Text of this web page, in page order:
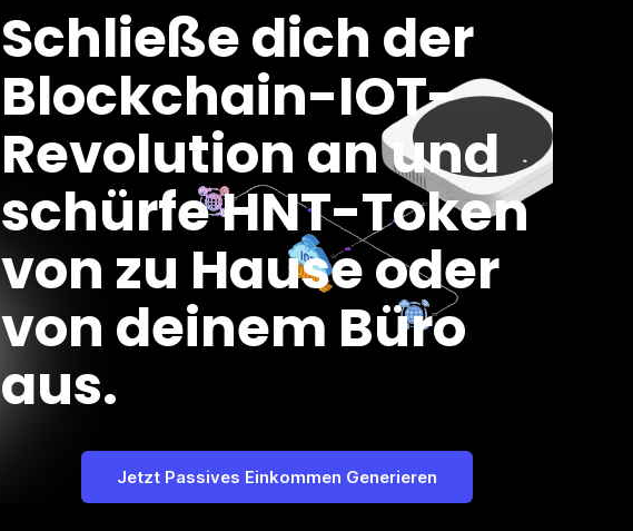
Schließe dich der
Blockchain-IOT-
Revolution an und
schürfe HNT-Token
von zu Hause oder
von deinem Büro
aus.
Jetzt Passives Einkommen Generieren